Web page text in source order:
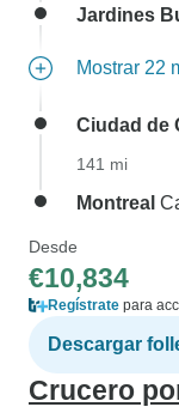
Jardines
Mostrar 22
Ciudad de
141 mi
Montreal
Desde
€10,834
Regístrate para
Descargar
Crucero